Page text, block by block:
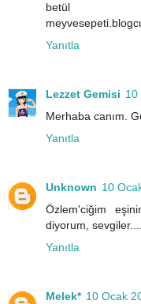
betül
Yanıtla
Lezzet Gemisi 10
Merhaba canım.
Yanıtla
Unknown 10
Özlem'ciğim
diyorum, sevgiler....
Yanıtla
Melek* 10 Ocak